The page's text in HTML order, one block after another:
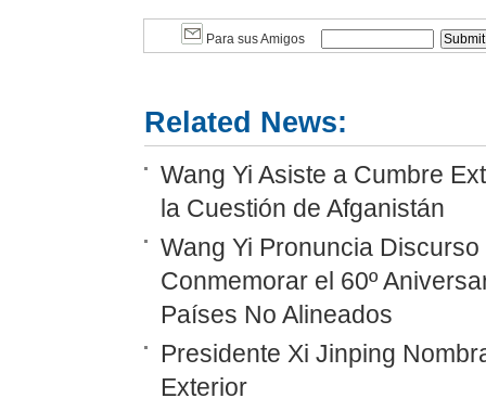
Para sus Amigos
Related News:
Wang Yi Asiste a Cumbre
la Cuestión de Afganistán
Wang Yi Pronuncia
Conmemorar el 60º
Países No Alineados
Presidente Xi Jinping
Exterior